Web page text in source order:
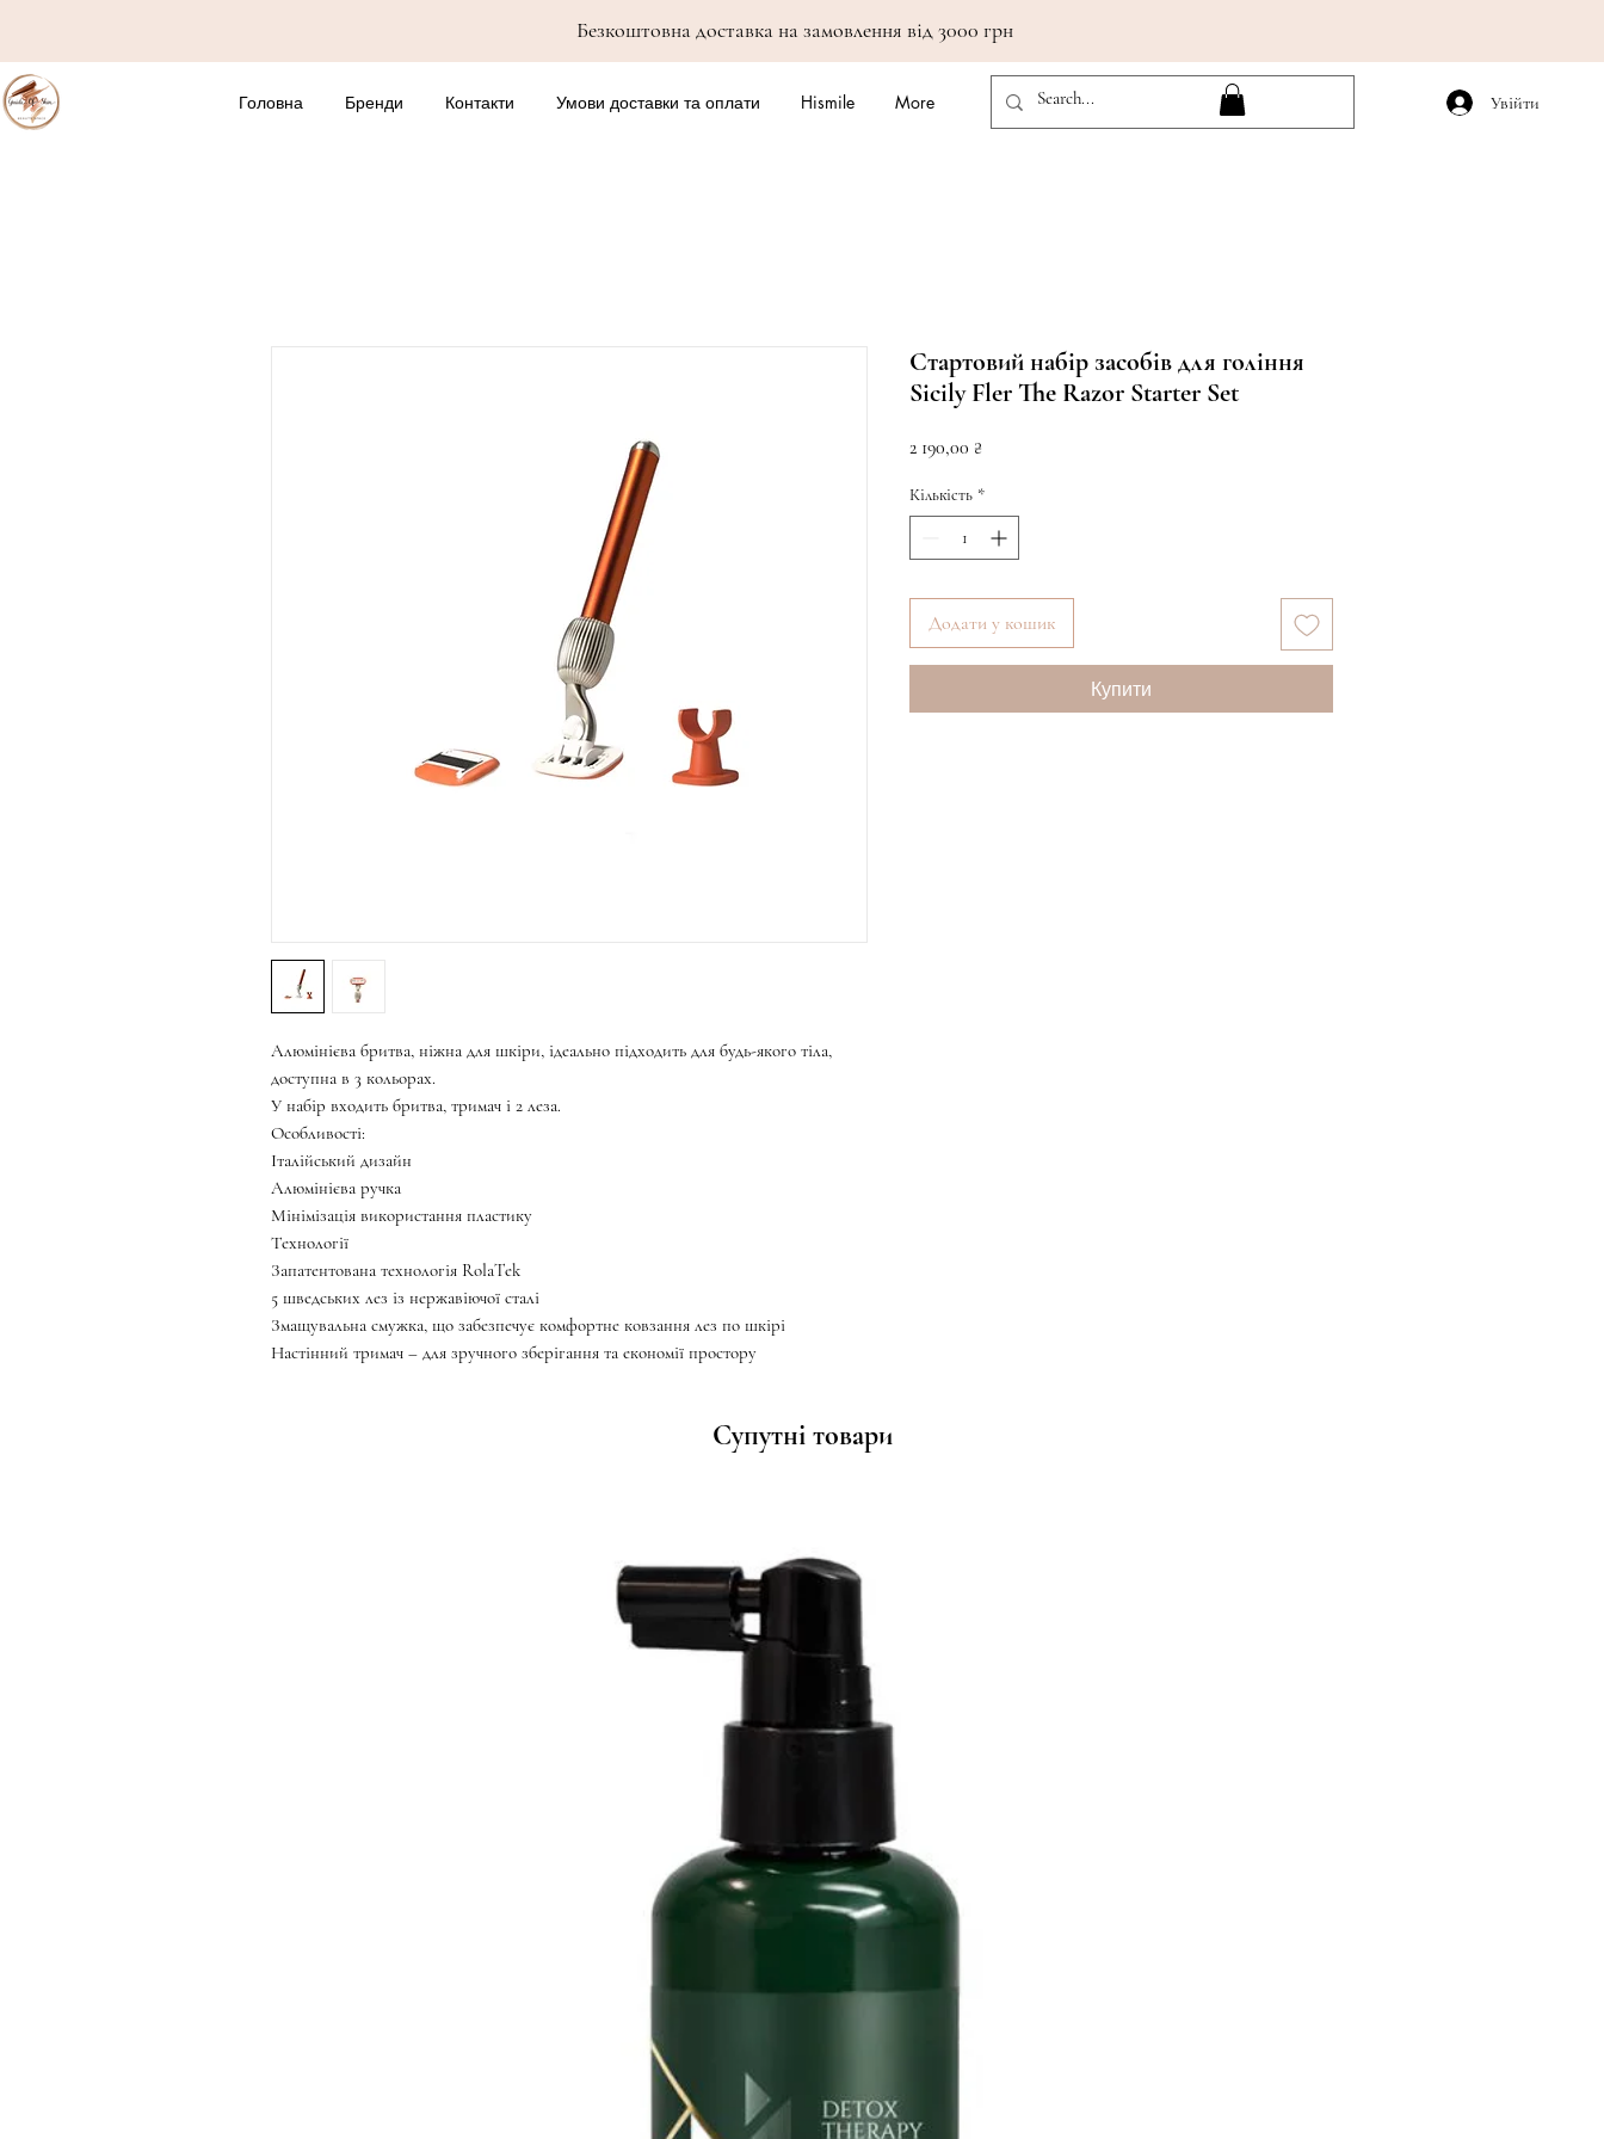
Безкоштовна доставка на замовлення від 3000 грн
Головна Бренди Контакти Умови доставки та оплати Hismile More Увійти
Супутні товари
Алюмінієва бритва, ніжна для шкіри, ідеально підходить для будь-якого тіла,
доступна в 3 кольорах.
У набір входить бритва, тримач і 2 леза.
Особливості:
Італійський дизайн
Алюмінієва ручка
Мінімізація використання пластику
Технології
Запатентована технологія RolaTek
5 шведських лез із нержавіючої сталі
Змащувальна смужка, що забезпечує комфортне ковзання лез по шкірі
Настінний тримач – для зручного зберігання та економії простору
Стартовий набір засобів для гоління
Sicily Fler The Razor Starter Set
2 190,00 ₴
Кількість *
Додати у кошик
Купити